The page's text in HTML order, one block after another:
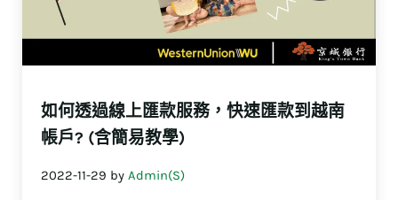
如何透過線上匯款服務，快速匯款到越南
帳戶? (含簡易教學)
2022-11-29 byAdmin(S)